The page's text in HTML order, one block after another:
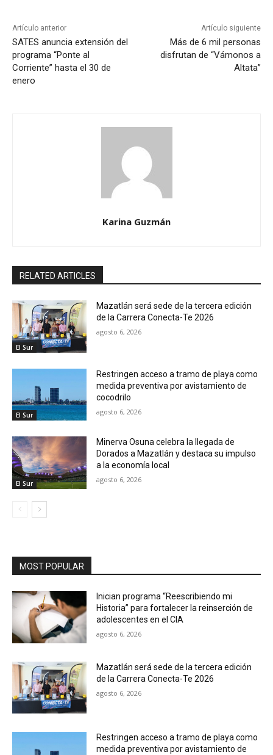
Artículo anterior
SATES anuncia extensión del
programa “Ponte al
Corriente” hasta el 30 de
enero
Artículo siguiente
Más de 6 mil personas
disfrutan de “Vámonos a
Altata”
Karina Guzmán
RELATED ARTICLES
El Sur
Mazatlán será sede de la tercera edición
de la Carrera Conecta-Te 2026
agosto 6, 2026
El Sur
Restringen acceso a tramo de playa como
medida preventiva por avistamiento de
cocodrilo
agosto 6, 2026
El Sur
Minerva Osuna celebra la llegada de
Dorados a Mazatlán y destaca su impulso
a la economía local
agosto 6, 2026
MOST POPULAR
Inician programa “Reescribiendo mi
Historia” para fortalecer la reinserción de
adolescentes en el CIA
agosto 6, 2026
Mazatlán será sede de la tercera edición
de la Carrera Conecta-Te 2026
agosto 6, 2026
Restringen acceso a tramo de playa como
medida preventiva por avistamiento de